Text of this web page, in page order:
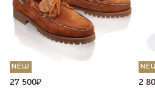
NEW
27 500₽
2